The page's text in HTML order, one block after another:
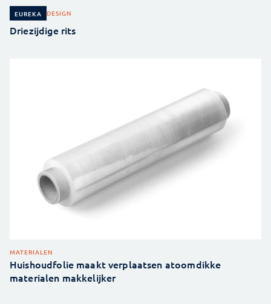
EUREKA DESIGN
Driezijdige rits
MATERIALEN
Huishoudfolie maakt verplaatsen atoomdikke
materialen makkelijker